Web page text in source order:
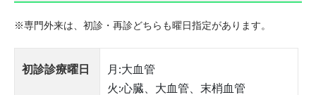
※専門外来は、初診・再診どちらも曜日指定があります。
初診診療曜日
月:大血管
火:心臓、大血管、末梢血管